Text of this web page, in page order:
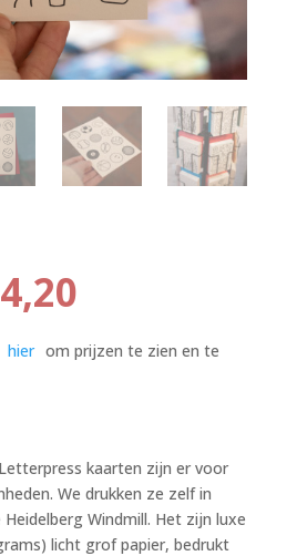
Huidige
is:
€ 4,20.
hier om prijzen te zien en te
kaarten zijn er voor
We drukken ze zelf in
Windmill. Het zijn luxe
licht grof papier, bedrukt